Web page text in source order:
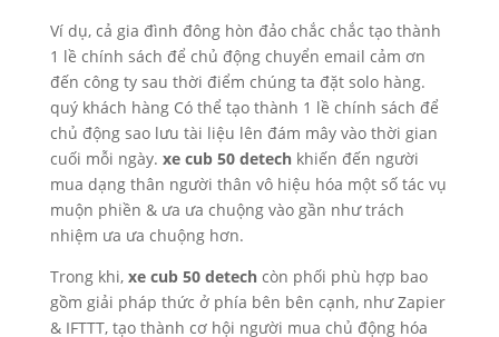
Ví dụ, cả gia đình đông hòn đảo chắc chắc tạo thành
1 lề chính sách để chủ động chuyển email cảm ơn
đến công ty sau thời điểm chúng ta đặt solo hàng.
quý khách hàng Có thể tạo thành 1 lề chính sách để
chủ động sao lưu tài liệu lên đám mây vào thời gian
cuối mỗi ngày. xe cub 50 detechkhiến đến người
mua dạng thân người thân vô hiệu hóa một số tác vụ
muộn phiền & ưa ưa chuộng vào gần như trách
nhiệm ưa ưa chuộng hơn.
Trong khi, xe cub 50 detechcòn phối phù hợp bao
gồm giải pháp thức ở phía bên bên cạnh, như Zapier
& IFTTT, tạo thành cơ hội người mua chủ động hóa